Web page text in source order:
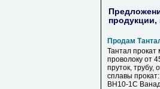
продукции,
Продам
Тантал прокат
проволоку от
пруток, трубу,
сплавы
ВН10-1С